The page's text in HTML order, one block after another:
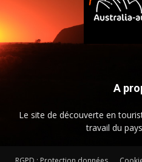
A
Le site de découverte en
travail du